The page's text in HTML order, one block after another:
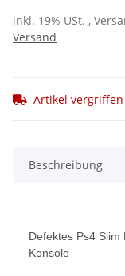
inkl. 19% USt. ,
Versand
Artikel vergriffen
Beschreibung
Defektes Ps4 Slim
Konsole